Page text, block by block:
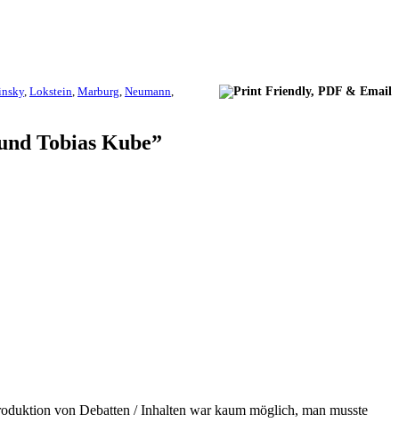
, Lokstein Marburg Neumann
Tobias Kube”
von Debatten / Inhalten war kaum möglich, man musste